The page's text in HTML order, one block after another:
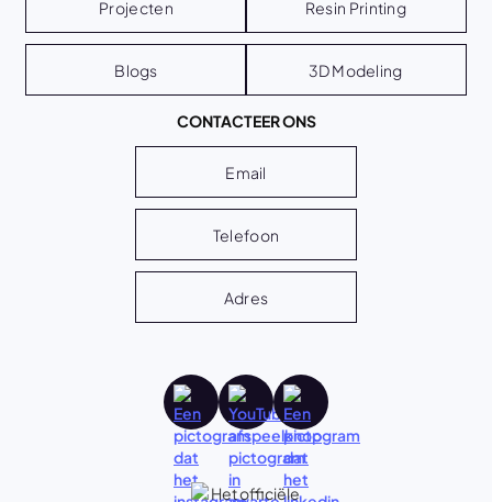
Projecten
Blogs
Resin Printing
3D Modeling
CONTACTEER ONS
Email
Telefoon
Adres